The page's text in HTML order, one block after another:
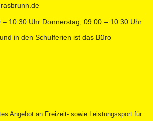
– 10:30 Uhr Donnerstag, 09:00 – 10:30 Uhr
in den Schulferien ist das Büro
Angebot an Freizeit- sowie Leistungssport für